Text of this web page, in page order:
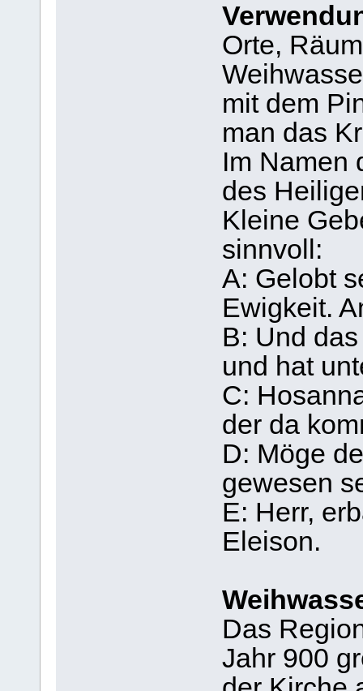
Orte,
mit dem
man das
Im Namen
des
Kleine
sinnvoll:
A: Gelobt
Ewigkeit.
B: Und
und hat
C:
der da
D: Möge
gewesen
E: Herr,
Eleison.
Das
Jahr 900